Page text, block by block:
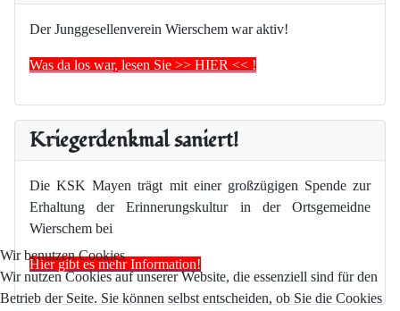
Der Junggesellenverein Wierschem war aktiv!
Was da los war, lesen Sie >> HIER << !
Kriegerdenkmal saniert!
Die KSK Mayen trägt mit einer großzügigen Spende zur
Erhaltung der Erinnerungskultur in der Ortsgemeidne
Wierschem bei
Hier gibt es mehr Information!
Wir benutzen Cookies
Wir nutzen Cookies auf unserer Website, die essenziell sind für den
Betrieb der Seite. Sie können selbst entscheiden, ob Sie die Cookies